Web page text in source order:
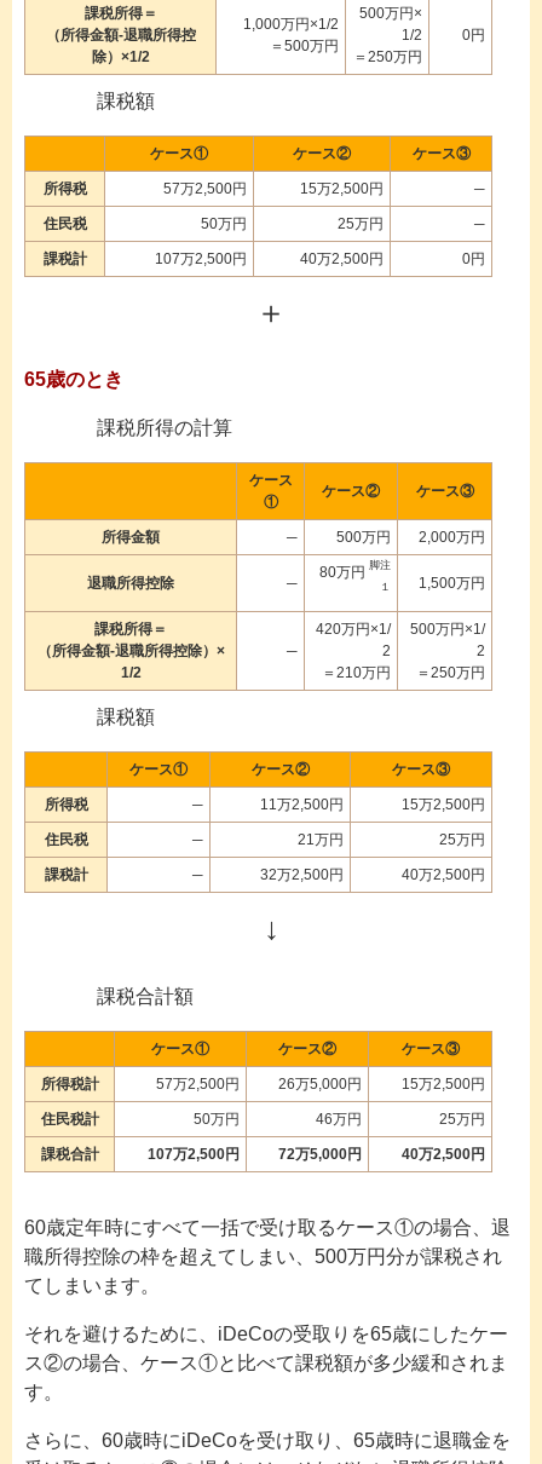
課税所得＝
（所得金額-退職所得控
除）×1/2
1,000万円×1/2
＝500万円
500万円×
1/2
＝250万円
0円
課税額
ケース① ケース② ケース③
所得税 57万2,500円 15万2,500円 ─
住民税 50万円 25万円 ─
課税計 107万2,500円 40万2,500円 0円
＋
65歳のとき
課税所得の計算
ケース
①
ケース② ケース③
所得金額 ─ 500万円 2,000万円
退職所得控除 ─
80万円 脚注
１
1,500万円
課税所得＝
（所得金額-退職所得控除）×
1/2
─
420万円×1/
2
＝210万円
500万円×1/
2
＝250万円
課税額
ケース① ケース② ケース③
所得税 ─ 11万2,500円 15万2,500円
住民税 ─ 21万円 25万円
課税計 ─ 32万2,500円 40万2,500円
↓
課税合計額
ケース① ケース② ケース③
所得税計 57万2,500円 26万5,000円 15万2,500円
住民税計 50万円 46万円 25万円
課税合計 107万2,500円 72万5,000円 40万2,500円
60歳定年時にすべて一括で受け取るケース①の場合、退
職所得控除の枠を超えてしまい、500万円分が課税され
てしまいます。
それを避けるために、iDeCoの受取りを65歳にしたケー
ス②の場合、ケース①と比べて課税額が多少緩和されま
す。
さらに、60歳時にiDeCoを受け取り、65歳時に退職金を